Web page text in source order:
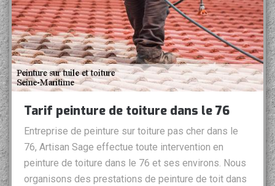
Tarif peinture de toiture dans le 76
Entreprise de peinture sur toiture pas cher dans le
76, Artisan Sage effectue toute intervention en
peinture de toiture dans le 76 et ses environs. Nous
organisons des prestations de peinture de toit dans